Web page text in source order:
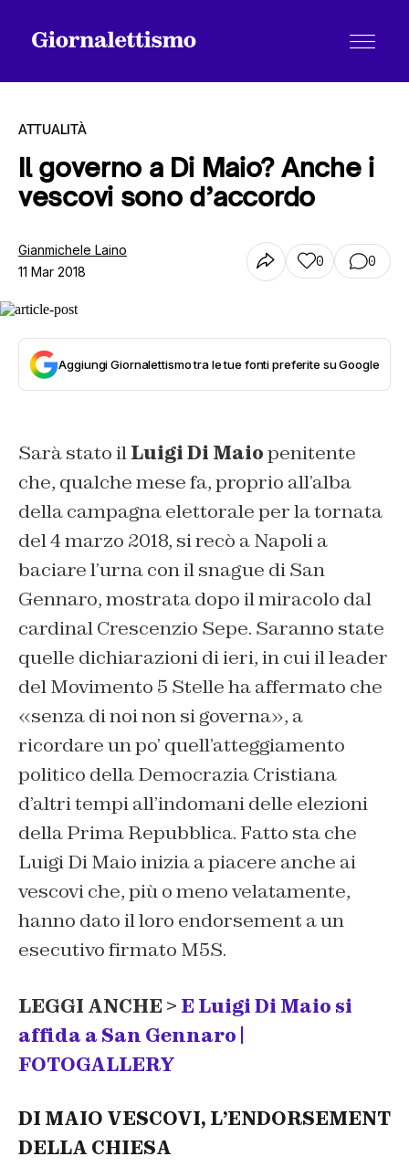
Tutti gli articoli
Chi siamo
Contatti
ATTUALITÀ
Il governo a Di Maio? Anche i
vescovi sono d’accordo
Gianmichele Laino
11 Mar 2018
0 0
Aggiungi Giornalettismo tra le tue fonti preferite su Google
Sarà stato ilLuigi Di Maiopenitente
che, qualche mese fa, proprio all’alba
della campagna elettorale per la tornata
del 4 marzo 2018, si recò a Napoli a
baciare l’urna con il snague di San
Gennaro, mostrata dopo il miracolo dal
cardinal Crescenzio Sepe. Saranno state
quelle dichiarazioni di ieri, in cui il leader
del Movimento 5 Stelle ha affermato che
«senza di noi non si governa», a
ricordare un po’ quell’atteggiamento
politico della Democrazia Cristiana
d’altri tempi all’indomani delle elezioni
della Prima Repubblica. Fatto sta che
Luigi Di Maio inizia a piacere anche ai
vescovi che, più o meno velatamente,
hanno dato il loro endorsement a un
esecutivo firmato M5S.
LEGGI ANCHE > E Luigi Di Maio si
affida a San Gennaro |
FOTOGALLERY
DI MAIO VESCOVI, L’ENDORSEMENT
DELLA CHIESA